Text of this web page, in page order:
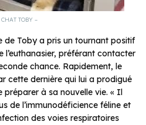
CHAT TOBY –
de Toby a pris un tournant positif
l’euthanasier, préférant contacter
chance. Rapidement, le
cette dernière qui lui a prodigué
préparer à sa nouvelle vie. « Il
de l’immunodéficience féline et
des voies respiratoires